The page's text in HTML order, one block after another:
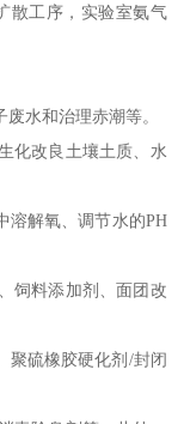
散工序，实验室氨气
水和治理赤潮等。
化改良土壤土质、水
溶解氧、调节水的PH
饲料添加剂、面团改
聚硫橡胶硬化剂/封闭